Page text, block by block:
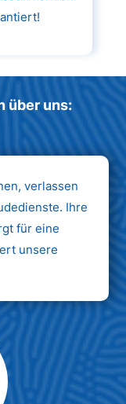
über uns:
verlassen
Ihre
für eine
unsere